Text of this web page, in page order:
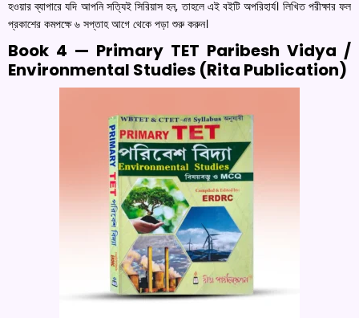
হওয়ার ব্যাপারে যদি আপনি সত্যিই সিরিয়াস হন, তাহলে এই বইটি অপরিহার্য। লিখিত পরীক্ষার ফল
প্রকাশের কমপক্ষে ৬ সপ্তাহ আগে থেকে পড়া শুরু করুন।
Book 4 — Primary TET Paribesh Vidya /
Environmental Studies (Rita Publication)